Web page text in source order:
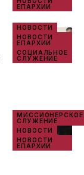
ЕПАРХИИ
НОВОСТИ
НОВОСТИ
ЕПАРХИИ
СОЦИАЛЬНОЕ
СЛУЖЕНИЕ
МИССИОНЕРСКОЕ
СЛУЖЕНИЕ
НОВОСТИ
НОВОСТИ
ЕПАРХИИ